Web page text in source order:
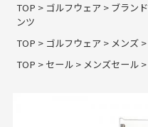
TOP > ゴルフウェア > ブランド
ンツ
TOP > ゴルフウェア > メンズ>
TOP > セール> メンズセール>